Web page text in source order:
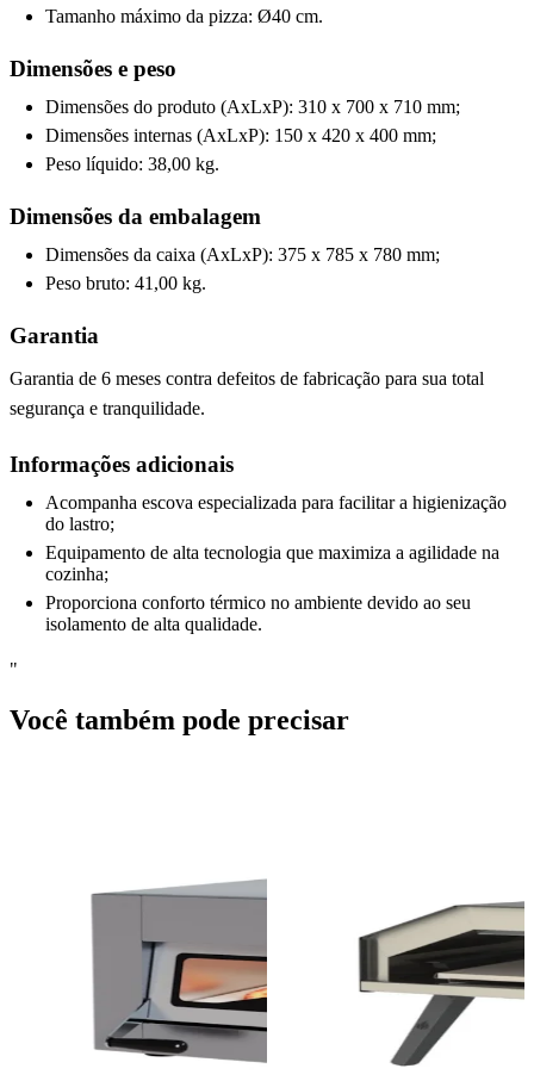
Tamanho máximo da pizza: Ø40 cm.
Dimensões e peso
Dimensões do produto (AxLxP): 310 x 700 x 710 mm;
Dimensões internas (AxLxP): 150 x 420 x 400 mm;
Peso líquido: 38,00 kg.
Dimensões da embalagem
Dimensões da caixa (AxLxP): 375 x 785 x 780 mm;
Peso bruto: 41,00 kg.
Garantia
Garantia de 6 meses contra defeitos de fabricação para sua total
segurança e tranquilidade.
Informações adicionais
Acompanha escova especializada para facilitar a higienização
do lastro;
Equipamento de alta tecnologia que maximiza a agilidade na
cozinha;
Proporciona conforto térmico no ambiente devido ao seu
isolamento de alta qualidade.
"
Você também pode precisar